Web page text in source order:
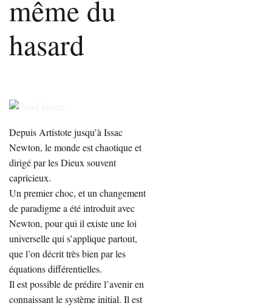
même du
hasard
Depuis Artistote jusqu’à Issac
Newton, le monde est chaotique et
dirigé par les Dieux souvent
capricieux.
Un premier choc, et un changement
de paradigme a été introduit avec
Newton, pour qui il existe une loi
universelle qui s’applique partout,
que l’on décrit très bien par les
équations différentielles.
Il est possible de prédire l’avenir en
connaissant le système initial. Il est